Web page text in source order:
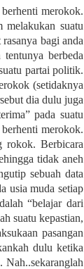
merokok.
melakukan suatu
bagi anda
berbeda
partai politik.
(setidaknya
dia dulu juga
pada suatu
merokok.
rokok. Berbicara
tidak aneh
sebuah data
usia muda setiap
“belajar dari
suatu kepastian,
pasangan
dulu ketika